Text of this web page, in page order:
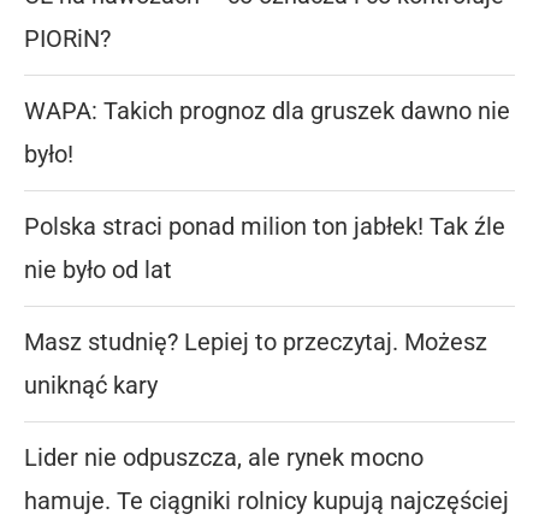
PIORiN?
WAPA: Takich prognoz dla gruszek dawno nie
było!
Polska straci ponad milion ton jabłek! Tak źle
nie było od lat
Masz studnię? Lepiej to przeczytaj. Możesz
uniknąć kary
Lider nie odpuszcza, ale rynek mocno
hamuje. Te ciągniki rolnicy kupują najczęściej